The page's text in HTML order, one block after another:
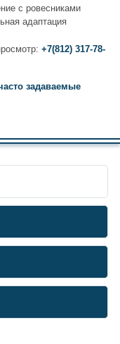
с ровесниками
адаптация
+7(812) 317-78-
задаваемые